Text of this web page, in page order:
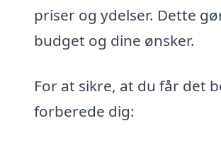
priser og ydelser. Dette
budget og dine ønsker.
For at sikre, at du får det
forberede dig: